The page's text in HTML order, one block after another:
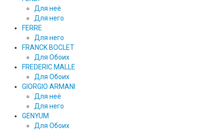
Для неё
Для него
FERRE
Для него
FRANCK BOCLET
Для Обоих
FREDERIC MALLE
Для Обоих
GIORGIO ARMANI
Для неё
Для него
GENYUM
Для Обоих